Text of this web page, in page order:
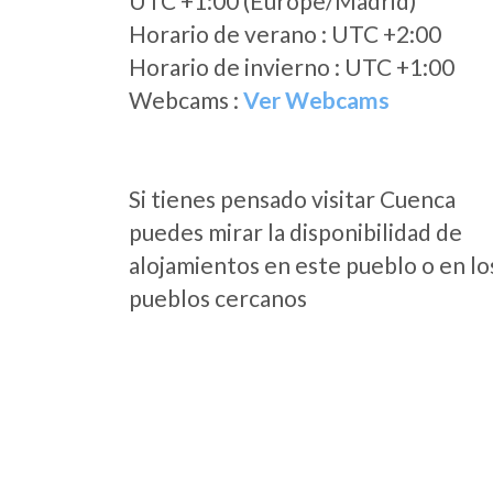
Horario de verano : UTC +2:00
Horario de invierno : UTC +1:00
Webcams : Ver Webcams
Si tienes pensado visitar Cuenca
puedes mirar la disponibilidad de
alojamientos en este pueblo o en
pueblos cercanos